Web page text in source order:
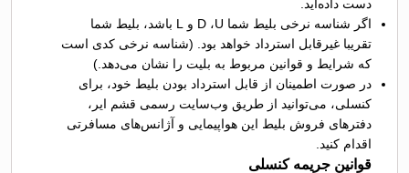
دست داده‌اید.
اگر شناسه نرخی بلیط شما D ،U و L باشد، بلیط شما
تقریبا غیر‌قابل استرداد خواهد بود. (شناسه نرخی کدی است
که شرایط و قوانین مربوط به بلیت‌ را نشان می‌دهد.)
در صورت اطمینان از قابل استرداد بودن بلیط خود، برای
کنسلی، می‌توانید از طریق وب‌سایت رسمی قشم ایر،
دفترهای فروش بلیط این هواپیمایی و آژانس‌های مسافرتی
اقدام کنید.
قوانین جریمه کنسلی